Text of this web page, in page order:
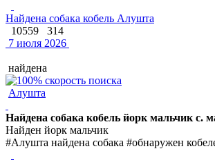
Найдена собака кобель Алушта
10559
314
7 июля 2026
найдена
Алушта
Найдена собака кобель йорк мальчик с.
Найден йорк мальчик
#Алушта найдена собака #обнаружен